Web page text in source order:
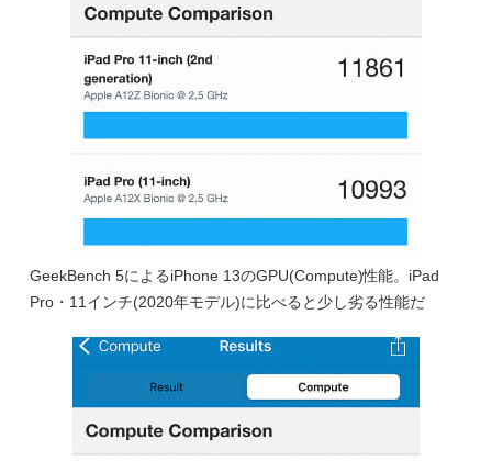
GeekBench 5によるiPhone 13のGPU(Compute)性能。iPad
Pro・11インチ(2020年モデル)に比べると少し劣る性能だ